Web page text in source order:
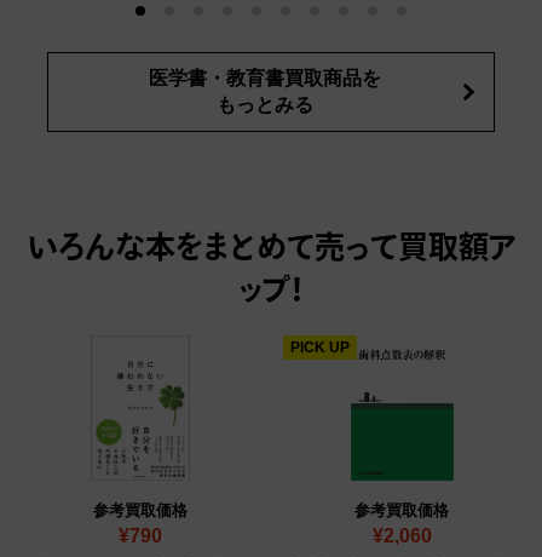
医学書・教育書買取商品を
もっとみる
いろんな本をまとめて売って 買取額ア
ップ！
参考買取価格
¥790
参考買取価格
¥2,060
PICK UP